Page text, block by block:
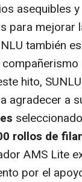
asequibles y
para mejorar
también
hito,
agradecer a
rollos de
AMS Lite
por el